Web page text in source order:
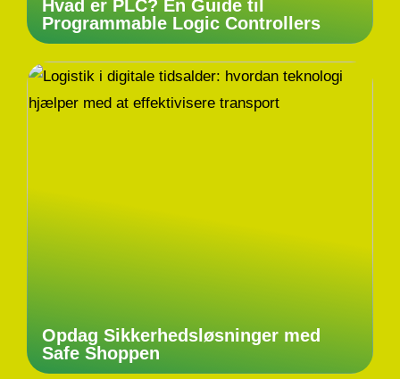
Hvad er PLC? En Guide til
Programmable Logic Controllers
Opdag Sikkerhedsløsninger med
Safe Shoppen